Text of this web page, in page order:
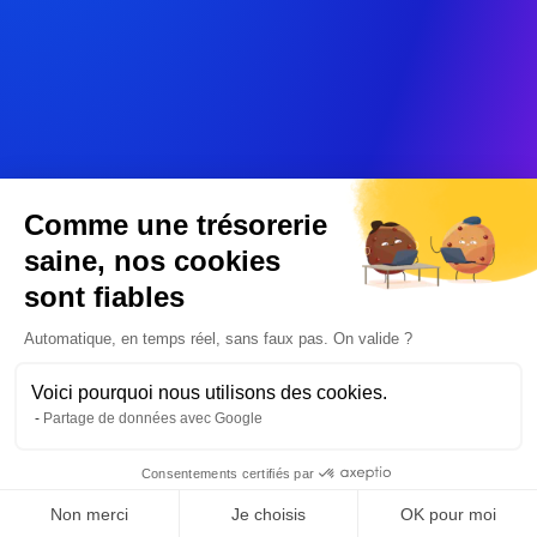
Comme une trésorerie
saine, nos cookies
sont fiables
Automatique, en temps réel, sans faux pas. On valide ?
Voici pourquoi nous utilisons des cookies.
Partage de données avec Google
Consentements certifiés par
Non merci Je choisis OK pour moi